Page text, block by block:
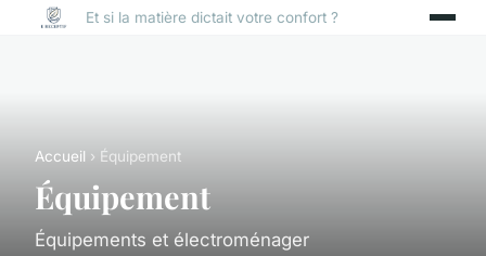
Et si la matière dictait votre confort ?
Accueil › Équipement
Équipement
Équipements et électroménager